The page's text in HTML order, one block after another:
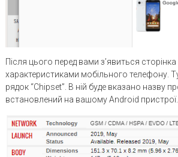
Після цього перед вами з’явиться
характеристиками мобільного телефону.
рядок “Chipset”. В ній буде вказано назву
встановлений на вашому Android пристрої.